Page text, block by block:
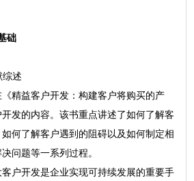
础
综述
《精益客户开发：构建客户将购买的产
发的内容。该书重点讲述了如何了解客
何了解客户遇到的阻碍以及如何制定相
问题等一系列过程。
户开发是企业实现可持续发展的重要手